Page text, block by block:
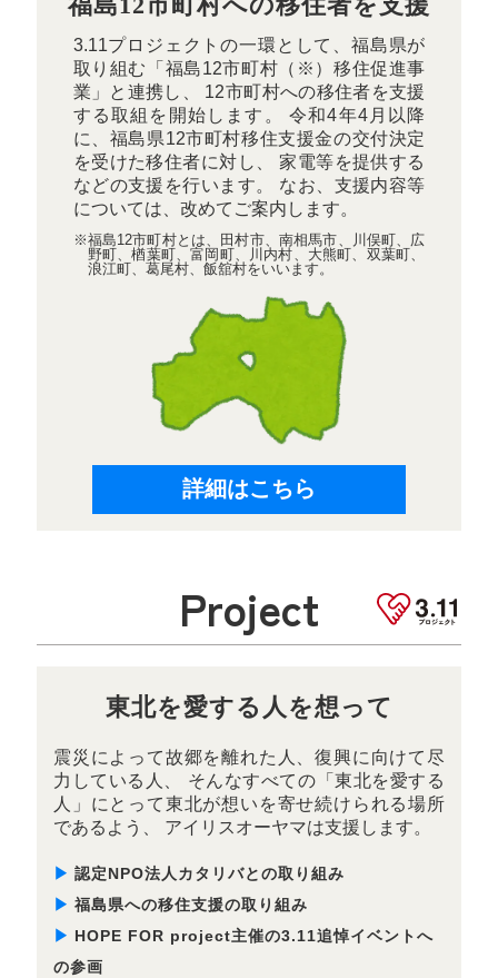
3.11プロジェクトの一環として、福島県が
取り組む「福島12市町村（※）移住促進事
業」と連携し、 12市町村への移住者を支援
する取組を開始します。 令和4年4月以降
に、福島県12市町村移住支援金の交付決定
を受けた移住者に対し、 家電等を提供する
などの支援を行います。 なお、支援内容等
については、改めてご案内します。
※福島12市町村とは、田村市、南相馬市、川俣町、広
野町、楢葉町、富岡町、川内村、大熊町、双葉町、
浪江町、葛尾村、飯舘村をいいます。
詳細はこちら
Project
東北を愛する人を想って
震災によって故郷を離れた人、復興に向けて尽
力している人、
そんなすべての「東北を愛する
人」にとって東北が想いを寄せ続けられる場所
であるよう、 アイリスオーヤマは支援します。
▶ 認定NPO法人カタリバとの取り組み
▶ 福島県への移住支援の取り組み
▶ HOPE FOR project主催の3.11追悼イベントへ
の参画